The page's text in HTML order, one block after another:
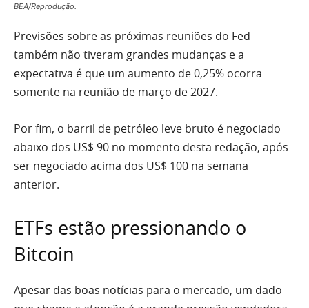
BEA/Reprodução.
Previsões sobre as próximas reuniões do Fed
também não tiveram grandes mudanças e a
expectativa é que um aumento de 0,25% ocorra
somente na reunião de março de 2027.
Por fim, o barril de petróleo leve bruto é negociado
abaixo dos US$ 90 no momento desta redação, após
ser negociado acima dos US$ 100 na semana
anterior.
ETFs estão pressionando o
Bitcoin
Apesar das boas notícias para o mercado, um dado